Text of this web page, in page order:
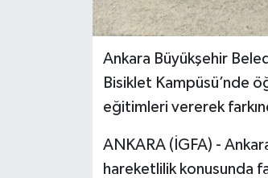
Ankara Büyükşehir
Bisiklet Kampüsü’nde
eğitimleri vererek
ANKARA (İGFA) -
hareketlilik konusunda